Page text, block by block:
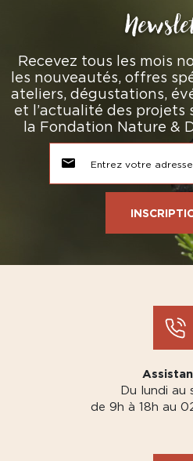
Recevez tous les mois
les nouveautés, offres
ateliers, dégustations,
et l’actualité des projets
la Fondation Nature &
Du lundi au
de 9h à 18h au